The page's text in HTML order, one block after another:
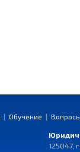
| Обучение |
125047,